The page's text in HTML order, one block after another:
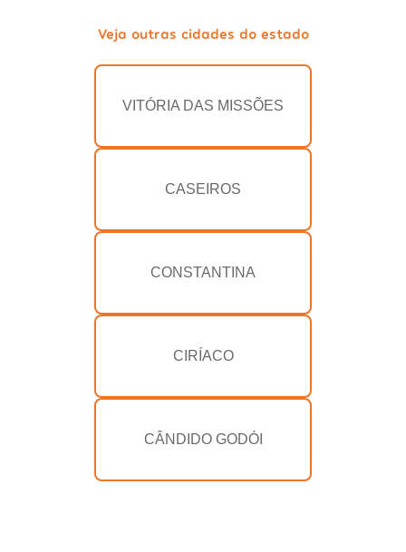
Veja outras cidades do estado
VITÓRIA DAS MISSÕES
CASEIROS
CONSTANTINA
CIRÍACO
CÂNDIDO GODÓI